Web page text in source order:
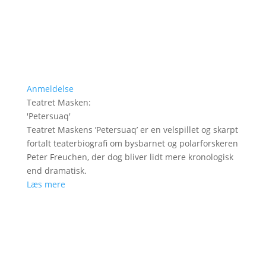
Anmeldelse
Teatret Masken:
'Petersuaq'
Teatret Maskens ’Petersuaq’ er en velspillet og skarpt
fortalt teaterbiografi om bysbarnet og polarforskeren
Peter Freuchen, der dog bliver lidt mere kronologisk
end dramatisk.
Læs mere